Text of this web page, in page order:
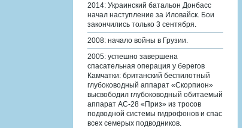
2014: Украинский батальон Донбасс
начал наступление за Иловайск. Бои
закончились только 3 сентября.
2008: начало войны в Грузии.
2005: успешно завершена
спасательная операция у берегов
Камчатки: британский беспилотный
глубоководный аппарат «Скорпион»
высвободил глубоководный обитаемый
аппарат АС-28 «Приз» из тросов
подводной системы гидрофонов и спас
всех семерых подводников.